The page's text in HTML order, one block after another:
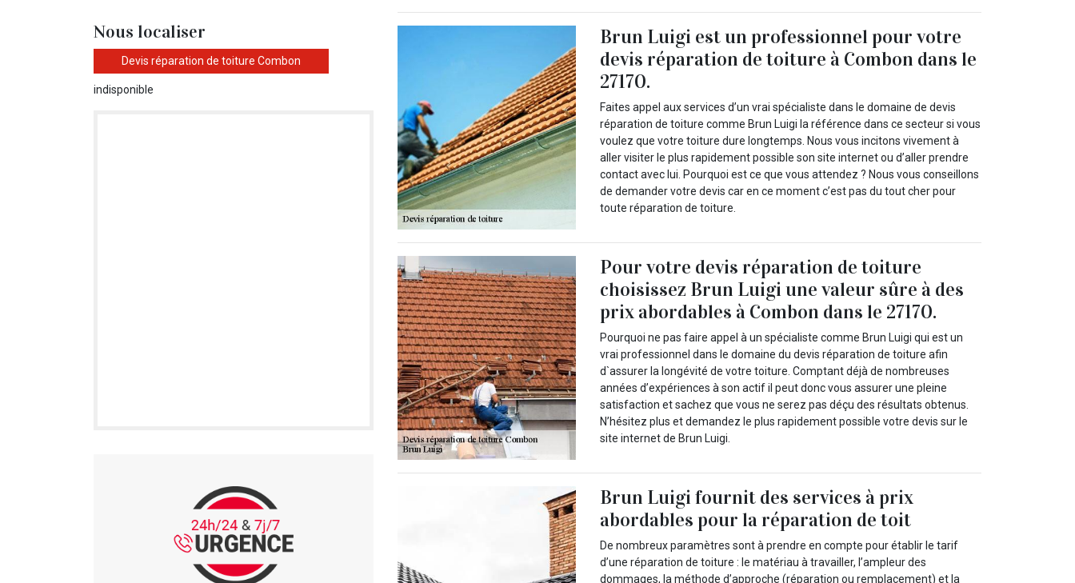
Nous localiser
Devis réparation de toiture Combon
indisponible
Brun Luigi est un professionnel pour votre
devis réparation de toiture à Combon dans le
27170.
Faites appel aux services d’un vrai spécialiste dans le domaine de devis
réparation de toiture comme Brun Luigi la référence dans ce secteur si vous
voulez que votre toiture dure longtemps. Nous vous incitons vivement à
aller visiter le plus rapidement possible son site internet ou d’aller prendre
contact avec lui. Pourquoi est ce que vous attendez ? Nous vous conseillons
de demander votre devis car en ce moment c’est pas du tout cher pour
toute réparation de toiture.
Pour votre devis réparation de toiture
choisissez Brun Luigi une valeur sûre à des
prix abordables à Combon dans le 27170.
Pourquoi ne pas faire appel à un spécialiste comme Brun Luigi qui est un
vrai professionnel dans le domaine du devis réparation de toiture afin
d`assurer la longévité de votre toiture. Comptant déjà de nombreuses
années d’expériences à son actif il peut donc vous assurer une pleine
satisfaction et sachez que vous ne serez pas déçu des résultats obtenus.
N’hésitez plus et demandez le plus rapidement possible votre devis sur le
site internet de Brun Luigi.
Brun Luigi fournit des services à prix
abordables pour la réparation de toit
De nombreux paramètres sont à prendre en compte pour établir le tarif
d’une réparation de toiture : le matériau à travailler, l’ampleur des
dommages, la méthode d’approche (réparation ou remplacement) et la